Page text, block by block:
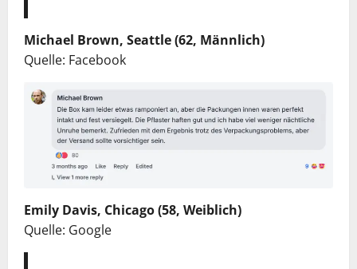
Michael Brown, Seattle (62, Männlich)
Quelle: Facebook
Emily Davis, Chicago (58, Weiblich)
Quelle: Google